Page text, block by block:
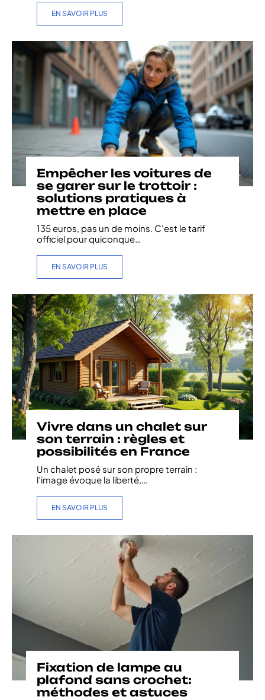
EN SAVOIR PLUS
Empêcher les voitures de
se garer sur le trottoir :
solutions pratiques à
mettre en place
135 euros, pas un de moins. C'est le tarif
officiel pour quiconque…
EN SAVOIR PLUS
Vivre dans un chalet sur
son terrain : règles et
possibilités en France
Un chalet posé sur son propre terrain :
l’image évoque la liberté,
EN SAVOIR PLUS
Fixation de lampe au
plafond sans crochet:
méthodes et astuces